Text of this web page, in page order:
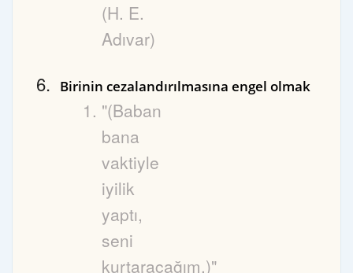
(H. E.
Adıvar)
Birinin cezalandırılmasına engel olmak
"(Baban
bana
vaktiyle
iyilik
yaptı,
seni
kurtaracağım.)"